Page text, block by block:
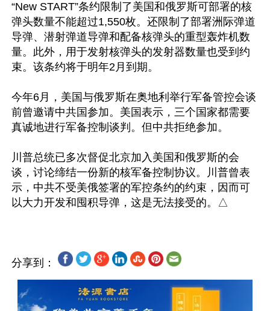
“New START”条约限制了美国和俄罗斯可部署的核
弹头数量不能超过1,550枚。还限制了部署洲际弹道
导弹、潜射弹道导弹和配备核弹头的重型轰炸机数
量。此外，用于发射核弹头的发射器数量也受到约
束。该条约将于明年2月到期。
今年6月，美国与俄罗斯在奥地利举行军备管控会谈
前曾邀请中共国参加。美国表示，三个国家都需要
真诚地进行军备控制谈判。但中共拒绝参加。
川普总统已多次督促北京加入美国和俄罗斯的会
谈，讨论缔结一份新的核军备控制协议。川普曾表
示，中共不受美俄签署的军控条约的约束，因而可
分享到：